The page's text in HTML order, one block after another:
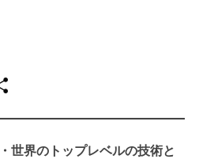
有
世界のトップレベルの技術と